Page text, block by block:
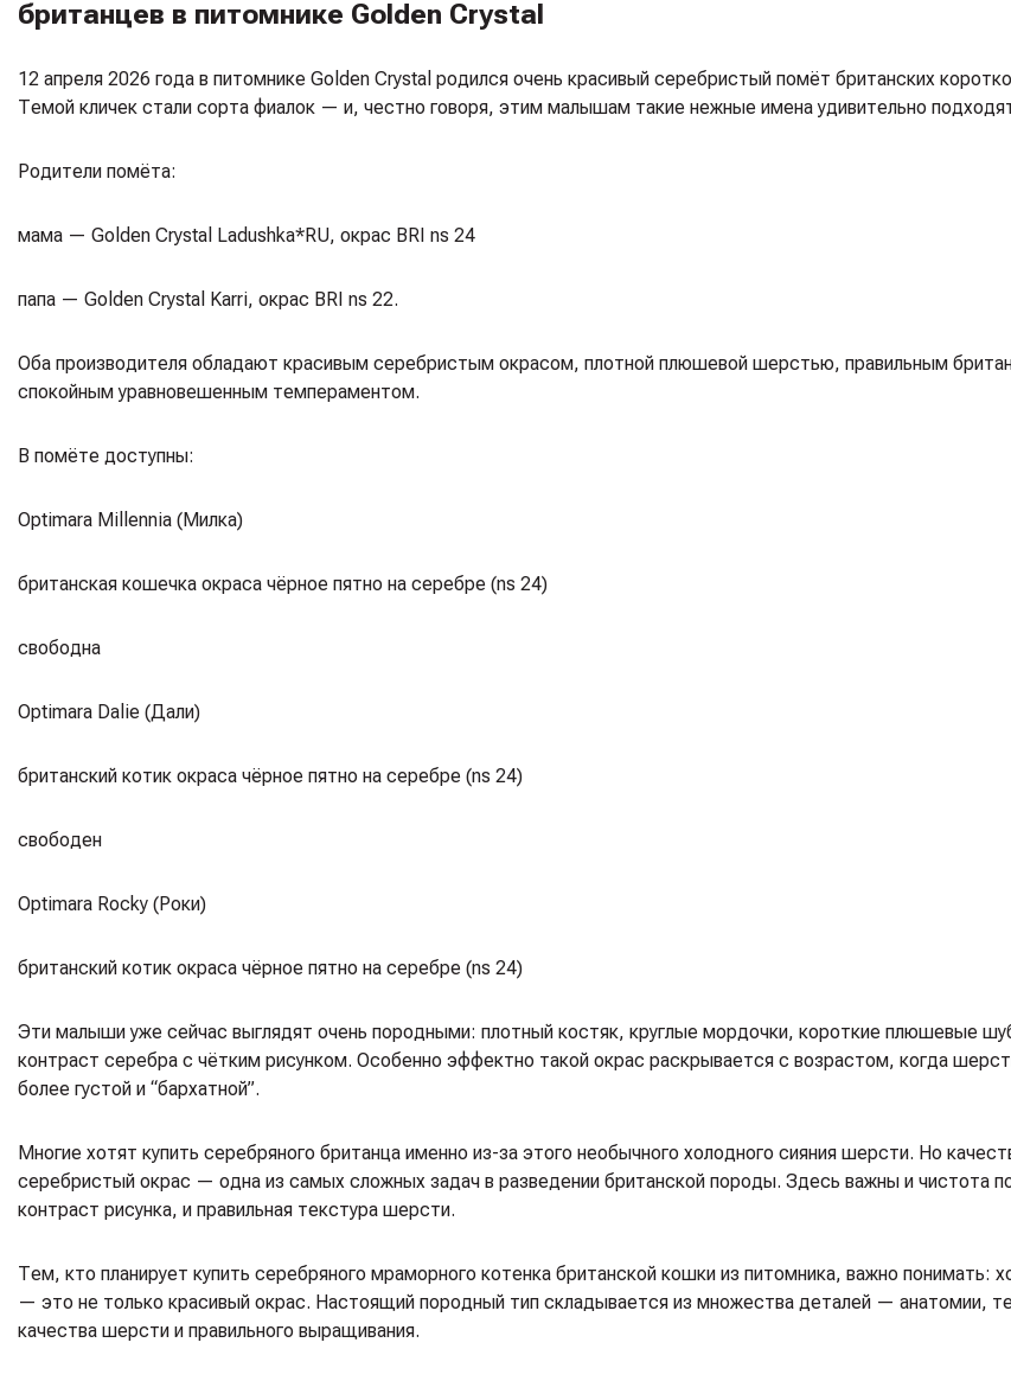
британцев в питомнике Golden Crystal
12 апреля 2026 года в питомнике Golden Crystal родился очень красивый серебристый помёт британских
Темой кличек стали сорта фиалок — и, честно говоря, этим малышам такие нежные имена удивительно
Родители помёта:
мама — Golden Crystal Ladushka*RU, окрас BRI ns 24
папа — Golden Crystal Karri, окрас BRI ns 22.
Оба производителя обладают красивым серебристым окрасом, плотной плюшевой шерстью, правильным
спокойным уравновешенным темпераментом.
В помёте доступны:
Optimara Millennia (Милка)
британская кошечка окраса чёрное пятно на серебре (ns 24)
свободна
Optimara Dalie (Дали)
британский котик окраса чёрное пятно на серебре (ns 24)
свободен
Optimara Rocky (Роки)
британский котик окраса чёрное пятно на серебре (ns 24)
Эти малыши уже сейчас выглядят очень породными: плотный костяк, круглые мордочки, короткие плюшевые
контраст серебра с чётким рисунком. Особенно эффектно такой окрас раскрывается с возрастом, когда
более густой и “бархатной”.
Многие хотят купить серебряного британца именно из-за этого необычного холодного сияния шерсти. Но
серебристый окрас — одна из самых сложных задач в разведении британской породы. Здесь важны и чистота
контраст рисунка, и правильная текстура шерсти.
Тем, кто планирует купить серебряного мраморного котенка британской кошки из питомника, важно понимать:
— это не только красивый окрас. Настоящий породный тип складывается из множества деталей — анатомии,
качества шерсти и правильного выращивания.